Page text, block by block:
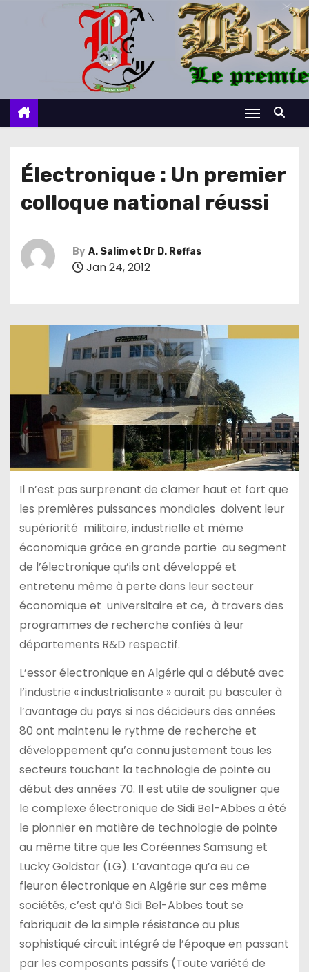
c
Électronique : Un premier
colloque national réussi
By A. Salim et Dr D. Reffas
Jan 24, 2012
Il n’est pas surprenant de clamer haut et fort que
les premières puissances mondiales doivent leur
supériorité militaire, industrielle et même
économique grâce en grande partie au segment
de l’électronique qu’ils ont développé et
entretenu même à perte dans leur secteur
économique et universitaire et ce, à travers des
programmes de recherche confiés à leur
départements R&D respectif.
L’essor électronique en Algérie qui a débuté avec
l’industrie « industrialisante » aurait pu basculer à
l’avantage du pays si nos décideurs des années
80 ont maintenu le rythme de recherche et
développement qu’a connu justement tous les
secteurs touchant la technologie de pointe au
début des années 70. Il est utile de souligner que
le complexe électronique de Sidi Bel-Abbes a été
le pionnier en matière de technologie de pointe
au même titre que les Coréennes Samsung et
Lucky Goldstar (LG). L’avantage qu’a eu ce
fleuron électronique en Algérie sur ces même
sociétés, c’est qu’à Sidi Bel-Abbes tout se
fabriquait de la simple résistance au plus
sophistiqué circuit intégré de l’époque en passant
par les composants passifs (Toute variété de